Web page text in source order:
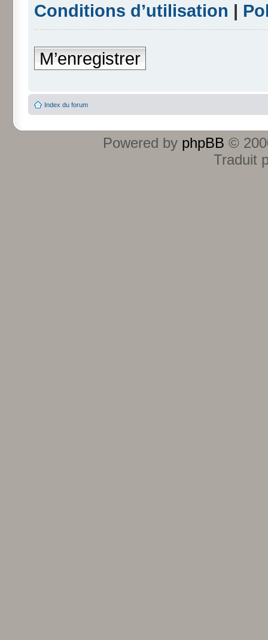
Conditions d’utilisation |
M’enregistrer
Index du forum
Powered by phpBB ©
Traduit